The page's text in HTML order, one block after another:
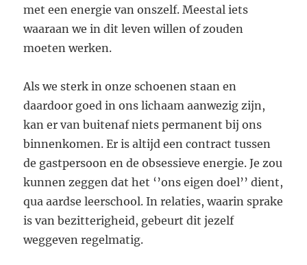
met een energie van onszelf. Meestal iets
waaraan we in dit leven willen of zouden
moeten werken.
Als we sterk in onze schoenen staan en
daardoor goed in ons lichaam aanwezig zijn,
kan er van buitenaf niets permanent bij ons
binnenkomen. Er is altijd een contract tussen
de gastpersoon en de obsessieve energie. Je zou
kunnen zeggen dat het ‘’ons eigen doel’’ dient,
qua aardse leerschool. In relaties, waarin sprake
is van bezitterigheid, gebeurt dit jezelf
weggeven regelmatig.